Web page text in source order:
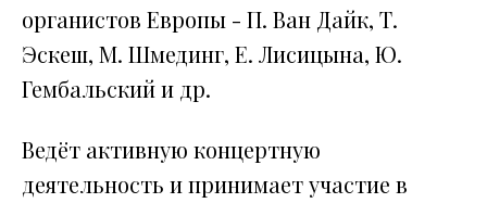
органистов Европы - П. Ван Дайк, Т.
Эскеш, М. Шмединг, Е. Лисицына, Ю.
Гембальский и др.
Ведёт активную концертную
деятельность и принимает участие в